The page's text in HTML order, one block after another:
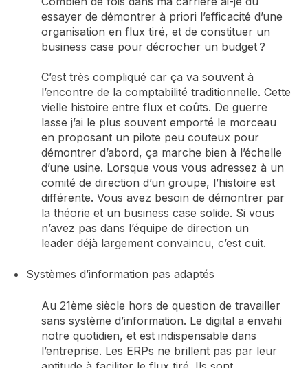
essayer de démontrer à priori l’efficacité d’une
organisation en flux tiré, et de constituer un
business case pour décrocher un budget ?
C’est très compliqué car ça va souvent à
l’encontre de la comptabilité traditionnelle. Cette
vielle histoire entre flux et coûts. De guerre
lasse j’ai le plus souvent emporté le morceau
en proposant un pilote peu couteux pour
démontrer d’abord, ça marche bien à l’échelle
d’une usine. Lorsque vous vous adressez à un
comité de direction d’un groupe, l’histoire est
différente. Vous avez besoin de démontrer par
la théorie et un business case solide. Si vous
n’avez pas dans l’équipe de direction un
leader déjà largement convaincu, c’est cuit.
Systèmes d’information pas adaptés
Au 21ème siècle hors de question de travailler
sans système d’information. Le digital a envahi
notre quotidien, et est indispensable dans
l’entreprise. Les ERPs ne brillent pas par leur